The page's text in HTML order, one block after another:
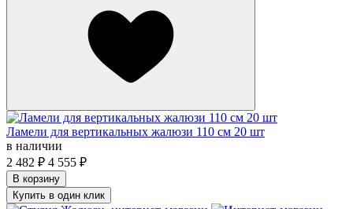
Ламели для вертикальных жалюзи 110 см 20 шт
в наличии
2 482 ₽ 4 555 ₽
В корзину
Купить в один клик